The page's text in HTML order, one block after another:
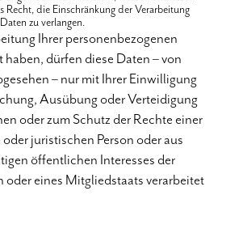
Recht, die Einschränkung der Verarbeitung
zu verlangen.
Ihrer personenbezogenen
haben, dürfen diese Daten – von
– nur mit Ihrer Einwilligung
Ausübung oder Verteidigung
oder zum Schutz der Rechte einer
juristischen Person oder aus
öffentlichen Interesses der
oder eines Mitgliedstaats verarbeitet